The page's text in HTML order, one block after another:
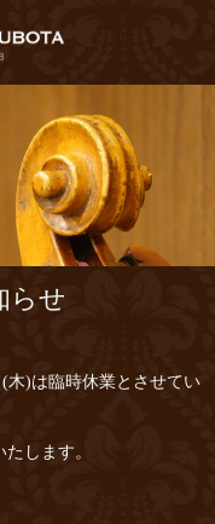
らせ
木)は臨時休業とさせてい
します。